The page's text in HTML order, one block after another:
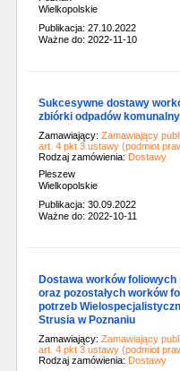
Wielkopolskie
Publikacja: 27.10.2022
Ważne do: 2022-11-10
Sukcesywne dostawy
zbiórki odpadów
Zamawiający: Zamawiający
art. 4 pkt 3 ustawy (podmiot
Rodzaj zamówienia: Dostawy
Pleszew
Wielkopolskie
Publikacja: 30.09.2022
Ważne do: 2022-10-11
Dostawa worków
oraz pozostałych worków
potrzeb
Strusia w Poznaniu
Zamawiający: Zamawiający
art. 4 pkt 3 ustawy (podmiot
Rodzaj zamówienia: Dostawy